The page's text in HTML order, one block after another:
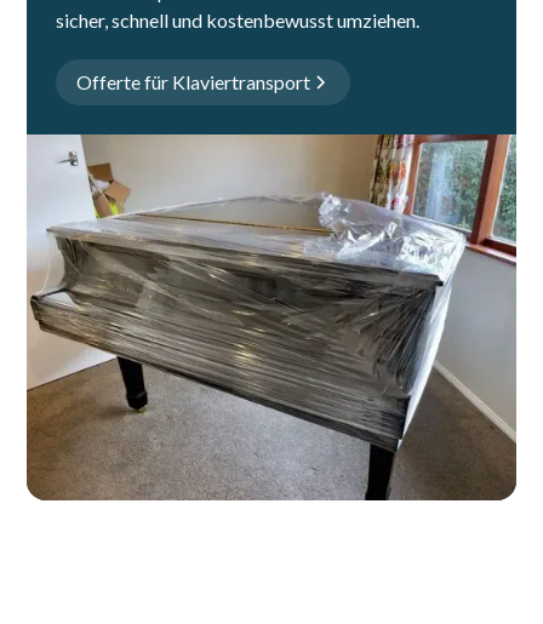
sicher, schnell und kostenbewusst umziehen.
Offerte für Klaviertransport